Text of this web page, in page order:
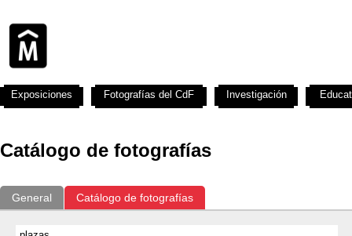
Catálogo de fotografías
General Catálogo de fotografías
Exposiciones Fotografías del CdF Investigación